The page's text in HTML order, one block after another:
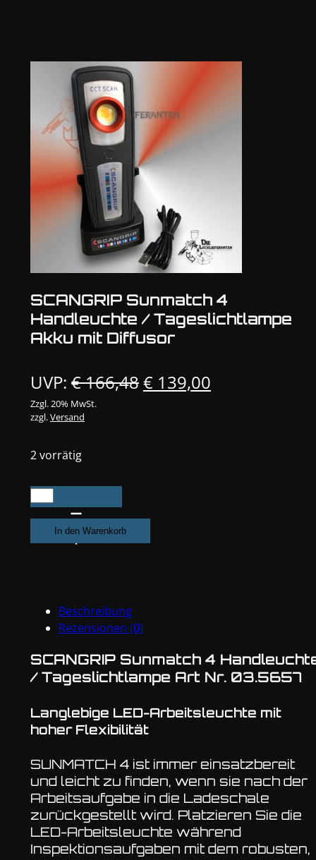
SCANGRIP Sunmatch 4
Handleuchte / Tageslichtlampe
Akku mit Diffusor
UVP: €166,48Ursprünglicher
€ 139,00
Zzgl. 20% MwSt.
zzgl.Versand
2 vorrätig
SCANGRIP
Sunmatch
Handleuchte
mit
Diffusor
In den Warenkorb
Beschreibung
Rezensionen (0)
SCANGRIP Sunmatch 4
/ Tageslichtlampe Art Nr. 03.5657
Langlebige LED-Arbeitsleuchte mit
hoher Flexibilität
SUNMATCH 4 ist immer einsatzbereit
und leicht zu finden, wenn sie nach der
Arbeitsaufgabe in die Ladeschale
zurückgestellt wird. Platzieren Sie die
LED-Arbeitsleuchte während
Inspektionsaufgaben mit dem robusten,